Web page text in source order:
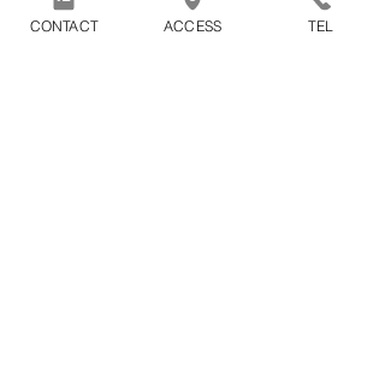
CONTACT ACCESS TEL